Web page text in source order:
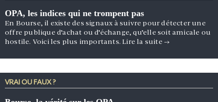
OPA, les indices qui ne trompent pas
En Bourse, il existe des signaux à suivre pour détecter une
offre publique d’achat ou d’échange, qu’elle soit amicale ou
hostile. Voici les plus importants.Lire la suite →
VRAI OU FAUX ?